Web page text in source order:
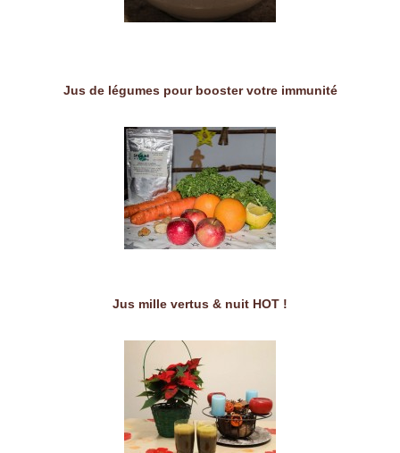
Jus de légumes pour booster votre immunité
Jus mille vertus & nuit HOT !